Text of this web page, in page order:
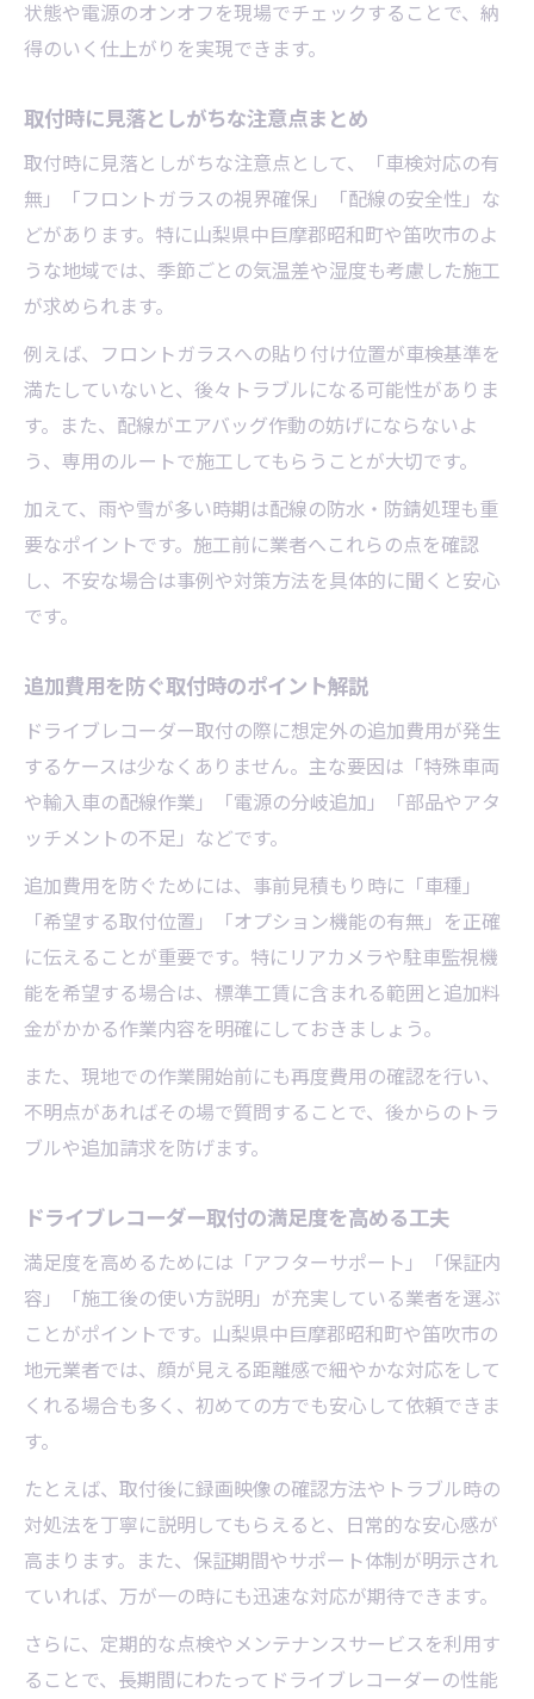
状態や電源のオンオフを現場でチェックすることで、納
得のいく仕上がりを実現できます。
取付時に見落としがちな注意点まとめ
取付時に見落としがちな注意点として、「車検対応の有
無」「フロントガラスの視界確保」「配線の安全性」な
どがあります。特に山梨県中巨摩郡昭和町や笛吹市のよ
うな地域では、季節ごとの気温差や湿度も考慮した施工
が求められます。
例えば、フロントガラスへの貼り付け位置が車検基準を
満たしていないと、後々トラブルになる可能性がありま
す。また、配線がエアバッグ作動の妨げにならないよ
う、専用のルートで施工してもらうことが大切です。
加えて、雨や雪が多い時期は配線の防水・防錆処理も重
要なポイントです。施工前に業者へこれらの点を確認
し、不安な場合は事例や対策方法を具体的に聞くと安心
です。
追加費用を防ぐ取付時のポイント解説
ドライブレコーダー取付の際に想定外の追加費用が発生
するケースは少なくありません。主な要因は「特殊車両
や輸入車の配線作業」「電源の分岐追加」「部品やアタ
ッチメントの不足」などです。
追加費用を防ぐためには、事前見積もり時に「車種」
「希望する取付位置」「オプション機能の有無」を正確
に伝えることが重要です。特にリアカメラや駐車監視機
能を希望する場合は、標準工賃に含まれる範囲と追加料
金がかかる作業内容を明確にしておきましょう。
また、現地での作業開始前にも再度費用の確認を行い、
不明点があればその場で質問することで、後からのトラ
ブルや追加請求を防げます。
ドライブレコーダー取付の満足度を高める工夫
満足度を高めるためには「アフターサポート」「保証内
容」「施工後の使い方説明」が充実している業者を選ぶ
ことがポイントです。山梨県中巨摩郡昭和町や笛吹市の
地元業者では、顔が見える距離感で細やかな対応をして
くれる場合も多く、初めての方でも安心して依頼できま
す。
たとえば、取付後に録画映像の確認方法やトラブル時の
対処法を丁寧に説明してもらえると、日常的な安心感が
高まります。また、保証期間やサポート体制が明示され
ていれば、万が一の時にも迅速な対応が期待できます。
さらに、定期的な点検やメンテナンスサービスを利用す
ることで、長期間にわたってドライブレコーダーの性能